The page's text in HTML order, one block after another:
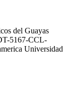
del Guayas
5167-CCL-
Universidad